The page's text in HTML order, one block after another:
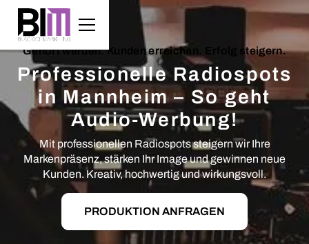
Gehört werden. Kunden erreichen. Erfolg steigern.
Professionelle Radiospots
in Mannheim – So geht
Audio-Werbung!
Mit professionellen Radiospots steigern wir Ihre
Markenpräsenz, stärken Ihr Image und gewinnen neue
Kunden. Kreativ, hochwertig und wirkungsvoll.
PRODUKTION ANFRAGEN